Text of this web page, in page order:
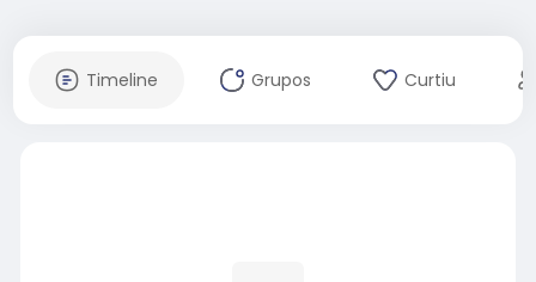
Timeline Grupos Curtiu